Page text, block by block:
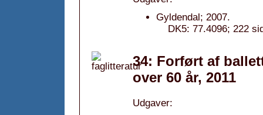
Gyldendal; 2007.
DK5: 77.4096; 222
34: Forført af
over 60 år, 2011
Udgaver: